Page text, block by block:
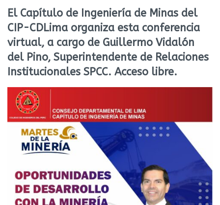
El Capítulo de Ingeniería de Minas del
CIP-CDLima organiza esta conferencia
virtual, a cargo de Guillermo Vidalón
del Pino, Superintendente de Relaciones
Institucionales SPCC. Acceso libre.